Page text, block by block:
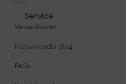
Service
Versandkosten
Fachanwender Blog
FAQs